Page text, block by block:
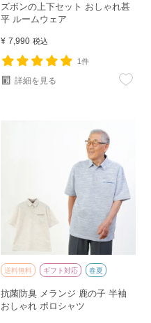
ズボンの上下セット おしゃれ甚
平 ルームウェア
¥ 7,990 税込
1件
詳細を見る
送料無料 ギフト対応 春夏
抗菌防臭 メランジ 鹿の子 半袖
おしゃれ ポロシャツ